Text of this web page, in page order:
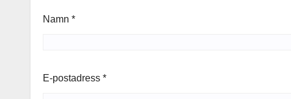
Namn *
E-postadress *